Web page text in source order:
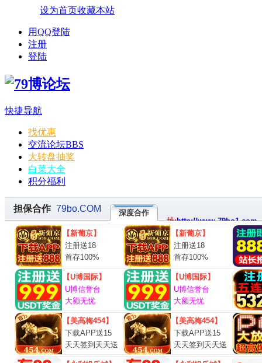
设为首页收藏本站
用QQ登陆
注册
登陆
快捷导航
找优惠
交流论坛BBS
大转盘抽奖
白菜大全
积分福利